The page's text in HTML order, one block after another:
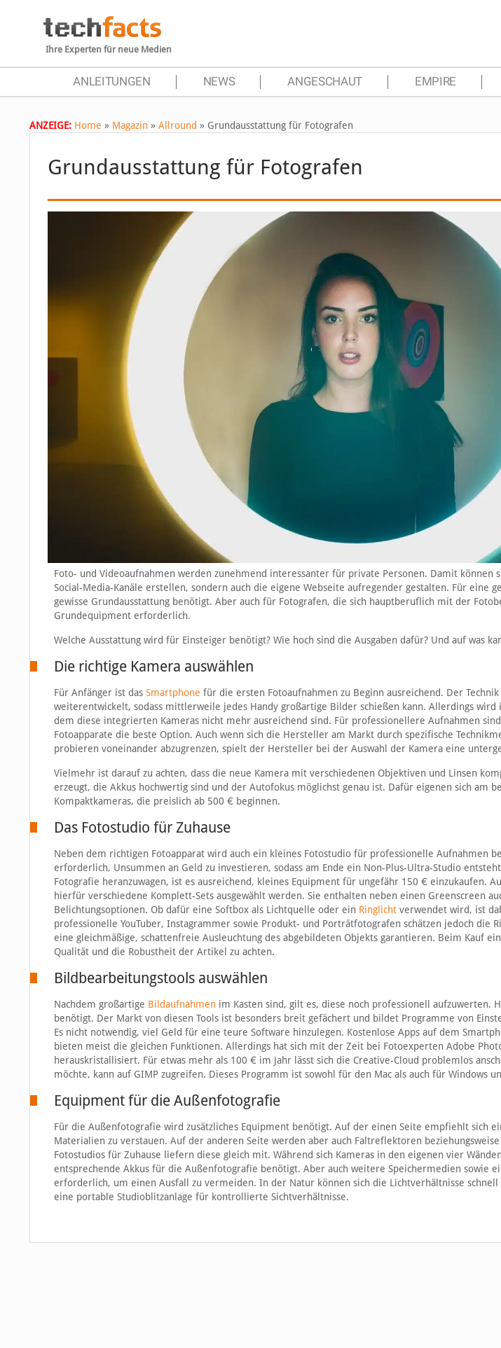
Ihre Experten für neue Medien
ANLEITUNGEN NEWS ANGESCHAUT EMPIRE
ANZEIGE: Home » Magazin » Allround » Grundausstattung für Fotografen
Grundausstattung für Fotografen
Foto- und Videoaufnahmen werden zunehmend interessanter für private Personen. Damit
Social-Media-Kanäle erstellen, sondern auch die eigene Webseite aufregender gestalten. Für eine
gewisse Grundausstattung benötigt. Aber auch für Fotografen, die sich hauptberuflich mit der
Grundequipment erforderlich.
Welche Ausstattung wird für Einsteiger benötigt? Wie hoch sind die Ausgaben dafür? Und auf was
Die richtige Kamera auswählen
Für Anfänger ist das Smartphone für die ersten Fotoaufnahmen zu Beginn ausreichend. Der
weiterentwickelt, sodass mittlerweile jedes Handy großartige Bilder schießen kann. Allerdings wird
dem diese integrierten Kameras nicht mehr ausreichend sind. Für professionellere Aufnahmen
Fotoapparate die beste Option. Auch wenn sich die Hersteller am Markt durch spezifische
probieren voneinander abzugrenzen, spielt der Hersteller bei der Auswahl der Kamera eine
Vielmehr ist darauf zu achten, dass die neue Kamera mit verschiedenen Objektiven und Linsen
erzeugt, die Akkus hochwertig sind und der Autofokus möglichst genau ist. Dafür eigenen sich am
Kompaktkameras, die preislich ab 500 € beginnen.
Das Fotostudio für Zuhause
Neben dem richtigen Fotoapparat wird auch ein kleines Fotostudio für professionelle Aufnahmen
erforderlich, Unsummen an Geld zu investieren, sodass am Ende ein Non-Plus-Ultra-Studio
Fotografie heranzuwagen, ist es ausreichend, kleines Equipment für ungefähr 150 € einzukaufen.
hierfür verschiedene Komplett-Sets ausgewählt werden. Sie enthalten neben einen Greenscreen
Belichtungsoptionen. Ob dafür eine Softbox als Lichtquelle oder ein Ringlichtverwendet wird, ist
professionelle YouTuber, Instagrammer sowie Produkt- und Porträtfotografen schätzen jedoch die
eine gleichmäßige, schattenfreie Ausleuchtung des abgebildeten Objekts garantieren. Beim Kauf
Qualität und die Robustheit der Artikel zu achten.
Bildbearbeitungstools auswählen
Nachdem großartige Bildaufnahmenim Kasten sind, gilt es, diese noch professionell aufzuwerten.
benötigt. Der Markt von diesen Tools ist besonders breit gefächert und bildet Programme von
Es nicht notwendig, viel Geld für eine teure Software hinzulegen. Kostenlose Apps auf dem
bieten meist die gleichen Funktionen. Allerdings hat sich mit der Zeit bei Fotoexperten Adobe
herauskristallisiert. Für etwas mehr als 100 € im Jahr lässt sich die Creative-Cloud problemlos
möchte, kann auf GIMP zugreifen. Dieses Programm ist sowohl für den Mac als auch für Windows
Equipment für die Außenfotografie
Für die Außenfotografie wird zusätzliches Equipment benötigt. Auf der einen Seite empfiehlt sich
Materialien zu verstauen. Auf der anderen Seite werden aber auch Faltreflektoren
Fotostudios für Zuhause liefern diese gleich mit. Während sich Kameras in den eigenen vier
entsprechende Akkus für die Außenfotografie benötigt. Aber auch weitere Speichermedien sowie
erforderlich, um einen Ausfall zu vermeiden. In der Natur können sich die Lichtverhältnisse
eine portable Studioblitzanlage für kontrollierte Sichtverhältnisse.